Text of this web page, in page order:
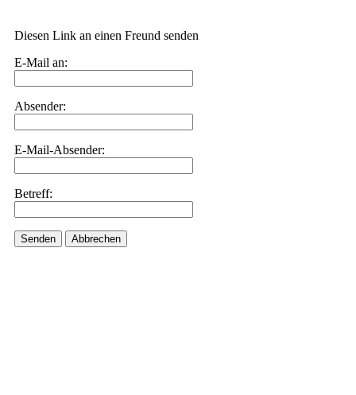
Diesen Link an einen Freund senden
E-Mail an:
Absender:
E-Mail-Absender:
Betreff:
Senden Abbrechen